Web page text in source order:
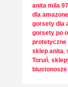
anita mila
dla
gorsety dla
gorsety po
protetyczne
sklep anita,
Toruń,